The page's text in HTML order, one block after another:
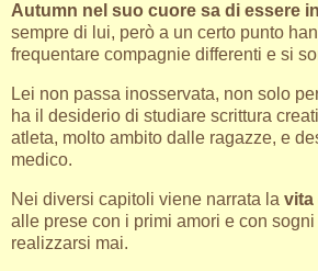
Autumn nel suo cuore sa di essere
sempre di lui, però a un certo punto
frequentare compagnie differenti e si
Lei non passa inosservata, non solo
ha il desiderio di studiare scrittura
atleta, molto ambito dalle ragazze, e
medico.
Nei diversi capitoli viene narrata la vita
alle prese con i primi amori e con
realizzarsi mai.